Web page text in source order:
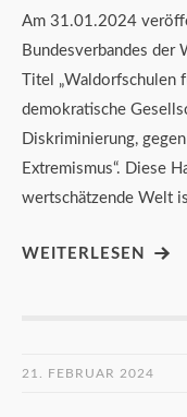
Am 31.01.2024
Bundesverbandes der
Titel
demokratische
Diskriminierung,
Extremismus“. Diese
wertschätzende Welt
WEITERLESEN
21. FEBRUAR 2024